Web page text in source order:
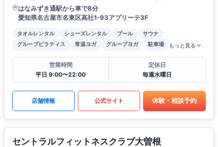
はなみずき通駅から車で8分
愛知県名古屋市名東区高社1-93アプリーテ3F
タオルレンタル シューズレンタル プール
サウナ
グループピラティス
常温ヨガ グループヨガ 駐車場 もっと見る
営業時間
平日 9:00〜22:00
定休日
毎週水曜日
店舗情報 公式サイト 体験・相談予約
セントラルフィットネスクラブ大曽根